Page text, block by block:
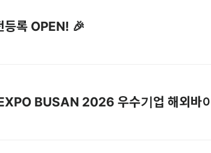
록 OPEN! 🎉
BUSAN 2026 우수기업 해외바